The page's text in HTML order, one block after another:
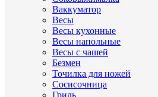
Ваккуматор
Весы
Весы кухонные
Весы напольные
Весы с чашей
Безмен
Точилка для ножей
Сосисочница
Гриль